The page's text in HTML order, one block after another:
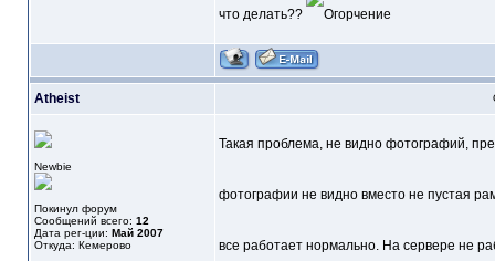
что делать??
Atheist
Newbie
Покинул форум
Сообщений всего: 12
Дата рег-ции: Май 2007
Откуда: Кемерово
Такая проблема, не видно фотографий,
фотографии не видно вместо не пустая
все работает нормально. На сервере не